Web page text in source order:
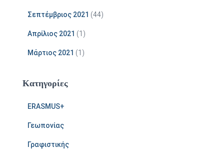
Σεπτέμβριος 2021 (44)
Απρίλιος 2021 (1)
Μάρτιος 2021 (1)
Kατηγορίες
ERASMUS+
Γεωπονίας
Γραφιστικής